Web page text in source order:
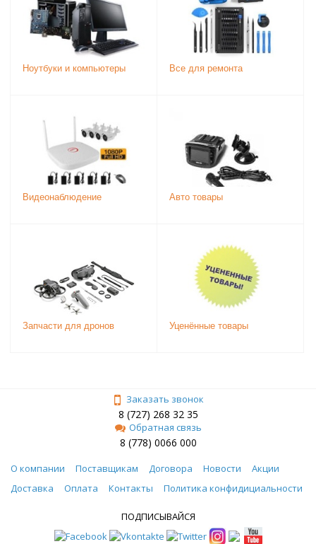
Ноутбуки и компьютеры Все для ремонта
Видеонаблюдение Авто товары
Запчасти для дронов Уценённые товары
Заказать звонок
8 (727) 268 32 35
Обратная связь
8 (778) 0066 000
О компании Поставщикам Договора Новости
Акции
Доставка
Оплата Контакты Политика конфидициальности
ПОДПИСЫВАЙСЯ